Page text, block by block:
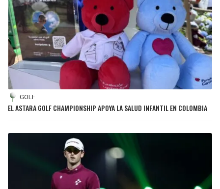
GOLF
EL ASTARA GOLF CHAMPIONSHIP APOYA LA SALUD INFANTIL EN COLOMBIA